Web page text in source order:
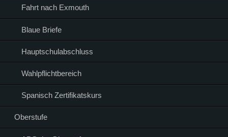
Fahrt nach Exmouth
Blaue Briefe
Hauptschulabschluss
Wahlpflichtbereich
Spanisch Zertifikatskurs
Oberstufe